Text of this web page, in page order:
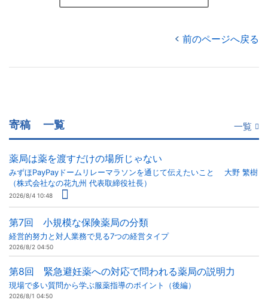
前のページへ戻る
寄稿 一覧 一覧
薬局は薬を渡すだけの場所じゃない
みずほPayPayドームリレーマラソンを通じて伝えたいこと 大野 繁樹
（株式会社なの花九州 代表取締役社長）
2026/8/4 10:48
第7回 小規模な保険薬局の分類
経営的努力と対人業務で見る7つの経営タイプ
2026/8/2 04:50
第8回 緊急避妊薬への対応で問われる薬局の説明力
現場で多い質問から学ぶ服薬指導のポイント（後編）
2026/8/1 04:50